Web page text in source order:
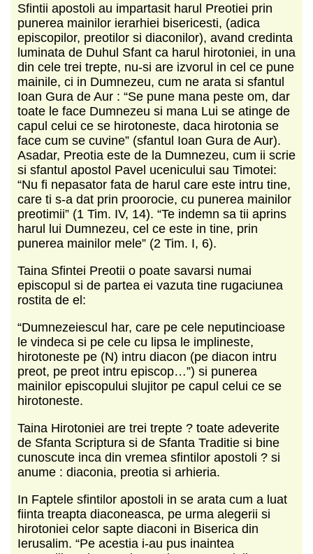
Sfintii apostoli au impartasit harul Preotiei prin
punerea mainilor ierarhiei bisericesti, (adica
episcopilor, preotilor si diaconilor), avand credinta
luminata de Duhul Sfant ca harul hirotoniei, in una
din cele trei trepte, nu-si are izvorul in cel ce pune
mainile, ci in Dumnezeu, cum ne arata si sfantul
Ioan Gura de Aur : “Se pune mana peste om, dar
toate le face Dumnezeu si mana Lui se atinge de
capul celui ce se hirotoneste, daca hirotonia se
face cum se cuvine” (sfantul Ioan Gura de Aur).
Asadar, Preotia este de la Dumnezeu, cum ii scrie
si sfantul apostol Pavel ucenicului sau Timotei:
“Nu fi nepasator fata de harul care este intru tine,
care ti s-a dat prin proorocie, cu punerea mainilor
preotimii” (1 Tim. IV, 14). “Te indemn sa tii aprins
harul lui Dumnezeu, cel ce este in tine, prin
punerea mainilor mele” (2 Tim. I, 6).
Taina Sfintei Preotii o poate savarsi numai
episcopul si de partea ei vazuta tine rugaciunea
rostita de el:
“Dumnezeiescul har, care pe cele neputincioase
le vindeca si pe cele cu lipsa le implineste,
hirotoneste pe (N) intru diacon (pe diacon intru
preot, pe preot intru episcop…”) si punerea
mainilor episcopului slujitor pe capul celui ce se
hirotoneste.
Taina Hirotoniei are trei trepte ? toate adeverite
de Sfanta Scriptura si de Sfanta Traditie si bine
cunoscute inca din vremea sfintilor apostoli ? si
anume : diaconia, preotia si arhieria.
In Faptele sfintilor apostoli in se arata cum a luat
fiinta treapta diaconeasca, pe urma alegerii si
hirotoniei celor sapte diaconi in Biserica din
Ierusalim. “Pe acestia i-au pus inaintea